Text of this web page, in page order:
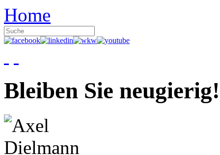
Home
Bleiben Sie neugierig!